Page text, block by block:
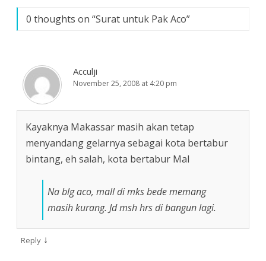
0 thoughts on “Surat untuk Pak Aco”
Acculji
November 25, 2008 at 4:20 pm
Kayaknya Makassar masih akan tetap
menyandang gelarnya sebagai kota bertabur
bintang, eh salah, kota bertabur Mal
Na blg aco, mall di mks bede memang
masih kurang. Jd msh hrs di bangun lagi.
Reply ↓